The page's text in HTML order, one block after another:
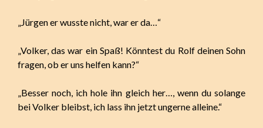
„Jürgen er wusste nicht, war er da…“
„Volker, das war ein Spaß! Könntest du Rolf deinen Sohn
fragen, ob er uns helfen kann?“
„Besser noch, ich hole ihn gleich her…, wenn du solange
bei Volker bleibst, ich lass ihn jetzt ungerne alleine.“